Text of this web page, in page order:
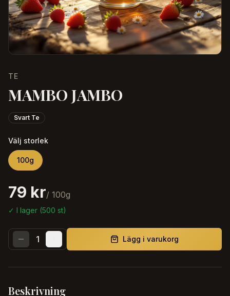
TE
MAMBO JAMBO
Svart Te
Välj storlek
100g
79 kr/ 100g
✓ I lager (500 st)
1 Lägg i varukorg
Beskrivning